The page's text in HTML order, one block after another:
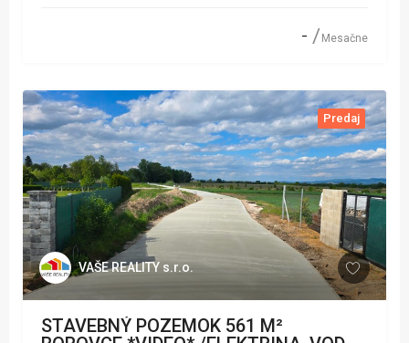
- Mesačne
Predaj
VAŠE REALITY s.r.o.
STAVEBNÝ POZEMOK 561 M²